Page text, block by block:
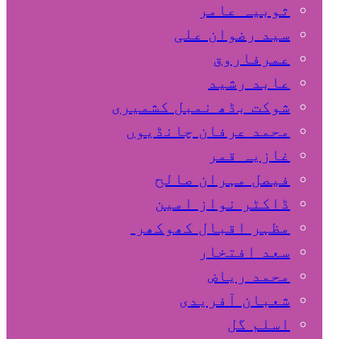
ثوبیہ عامر
سید رضوان علی
عمرفاروق
عابد رشید
شوکت بڈھ نمبل کشمیری
محمد عرفان چانڈیوں
غازیہ قمر
فیصل مہران صالح
ڈاکٹر نواز امین
مظہر اقبال کھوکھر
سعد افتخار
محمد ریاض
شعبان آفریدی
اسلم گل